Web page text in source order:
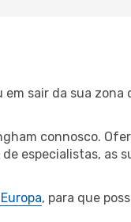
em sair da sua
connosco.
especialistas, as
, para que